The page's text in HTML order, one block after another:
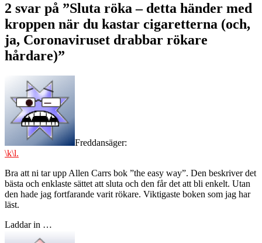
2 svar på ”Sluta röka – detta händer med
kroppen när du kastar cigaretterna (och,
ja, Coronaviruset drabbar rökare
hårdare)”
Freddansäger:
\k\l.
Bra att ni tar upp Allen Carrs bok ”the easy way”. Den beskriver det
bästa och enklaste sättet att sluta och den får det att bli enkelt. Utan
den hade jag fortfarande varit rökare. Viktigaste boken som jag har
läst.
Laddar in …